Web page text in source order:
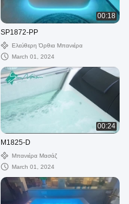
00:18
SP1872-PP
Ελεύθερη Όρθια Μπανιέρα
March 01, 2024
00:24
M1825-D
Μπανιέρα Μασάζ
March 01, 2024